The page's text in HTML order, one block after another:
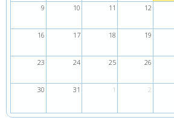
9 10 11 12
16 17 18 19
23 24 25 26
30 31 1 2